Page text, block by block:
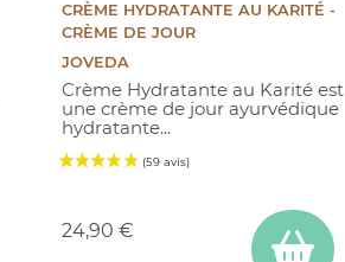
CRÈME HYDRATANTE AU KARITÉ -
CRÈME DE JOUR
JOVEDA
Crème Hydratante au Karité est
une crème de jour ayurvédique
hydratante...
24,90 €